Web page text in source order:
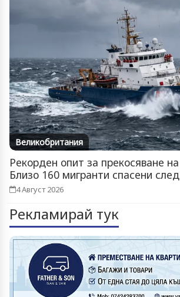
Великобритания
Рекорден опит за прекосяване
Близо 160 мигранти спасени
4 Август 2026
Рекламирай тук